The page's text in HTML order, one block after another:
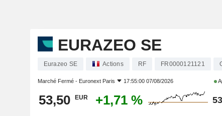
EURAZEO SE
Eurazeo SE Actions RF FR0000121121
Marché Fermé - Euronext Paris 17:55:00 07/08/2026
53,50 EUR +1,71 %